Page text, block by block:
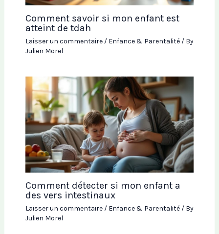
Comment savoir si mon enfant est
atteint de tdah
Laisser un commentaire / Enfance & Parentalité/ By
Julien Morel
Comment détecter si mon enfant a
des vers intestinaux
Laisser un commentaire / Enfance & Parentalité/ By
Julien Morel